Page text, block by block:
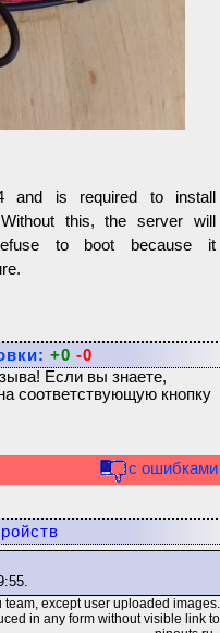
is required to install
this, the server will
to boot because it
+0 -0
Если вы знаете,
соответствующую кнопку
с ошибками
.
except user uploaded images.
in any form without visible link to